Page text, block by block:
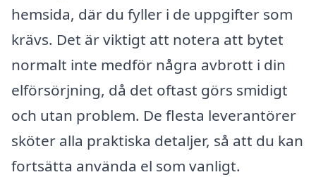
hemsida, där du fyller i de uppgifter som
krävs. Det är viktigt att notera att bytet
normalt inte medför några avbrott i din
elförsörjning, då det oftast görs smidigt
och utan problem. De flesta leverantörer
sköter alla praktiska detaljer, så att du kan
fortsätta använda el som vanligt.